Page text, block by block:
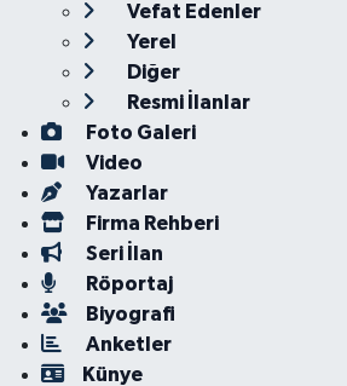
Vefat Edenler
Yerel
Diğer
Resmi İlanlar
Foto Galeri
Video
Yazarlar
Firma Rehberi
Seri İlan
Röportaj
Biyografi
Anketler
Künye